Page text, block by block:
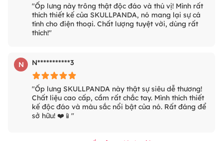
"Ốp lưng này trông thật độc đáo và thú vị! Mình rất
thích thiết kế của SKULLPANDA, nó mang lại sự cá
tính cho điện thoại. Chất lượng tuyệt vời, dùng rất
thích!"
N N***********3
"Ốp lưng SKULLPANDA này thật sự siêu dễ thương!
Chất liệu cao cấp, cầm rất chắc tay. Mình thích thiết
kế độc đáo và màu sắc nổi bật của nó. Rất đáng để
sở hữu! ❤️📱"